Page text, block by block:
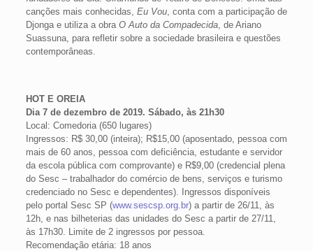
canções mais conhecidas, Eu Vou, conta com a participação de
Djonga e utiliza a obra O Auto da Compadecida, de Ariano
Suassuna, para refletir sobre a sociedade brasileira e questões
contemporâneas.
HOT E OREIA
Dia 7 de dezembro de 2019. Sábado, às 21h30
Local: Comedoria (650 lugares)
Ingressos: R$ 30,00 (inteira); R$15,00 (aposentado, pessoa com
mais de 60 anos, pessoa com deficiência, estudante e servidor
da escola pública com comprovante) e R$9,00 (credencial plena
do Sesc – trabalhador do comércio de bens, serviços e turismo
credenciado no Sesc e dependentes). Ingressos disponíveis
pelo portal Sesc SP (www.sescsp.org.br) a partir de 26/11, às
12h, e nas bilheterias das unidades do Sesc a partir de 27/11,
às 17h30. Limite de 2 ingressos por pessoa.
Recomendação etária: 18 anos